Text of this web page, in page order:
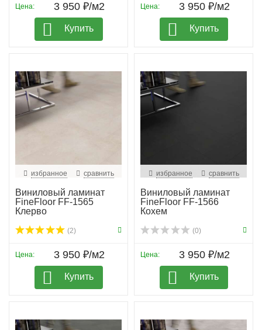
Цена: 3 950 ₽/м2
Купить
Цена: 3 950 ₽/м2
Купить
избранное сравнить
Виниловый ламинат
FineFloor FF-1565
Клерво
(2)
Цена: 3 950 ₽/м2
Купить
избранное сравнить
Виниловый ламинат
FineFloor FF-1566
Кохем
(0)
Цена: 3 950 ₽/м2
Купить